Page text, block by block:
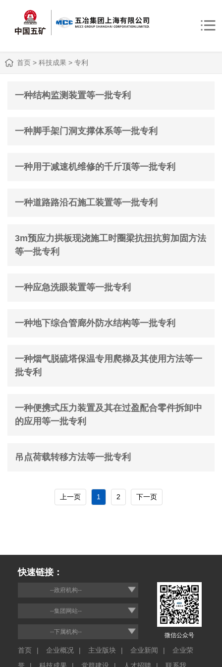
首页 > 科技成果 > 专利
一种结构监测装置等一批专利
一种脚手架门洞支撑体系等一批专利
一种用于减速机维修的千斤顶等一批专利
一种道路路沿石施工装置等一批专利
3m预应力拱板现浇施工时圈梁抗扭抗剪加固方法
等一批专利
一种应急洗眼装置等一批专利
一种地下综合管廊外防水结构等一批专利
一种烟气脱硫塔保温专用爬梯及其使用方法等一
批专利
一种便携式压力装置及其在过盈配合零件拆卸中
的应用等一批专利
吊点荷载转移方法等一批专利
上一页 1 2 下一页
快速链接：
--政府机构--
--集团网站--
--下属机构--
首页 | 企业概况 | 主业版块 | 企业新闻 |
企业荣
誉
| 科技成果 | 党群建设 | 人才招聘 | 联系我
微信公众号